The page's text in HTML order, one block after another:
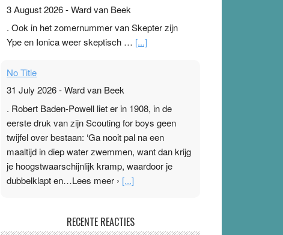
3 August 2026-Ward van Beek
. Ook in het zomernummer van Skepter zijn
Ype en Ionica weer skeptisch … [...]
No Title
31 July 2026-Ward van Beek
. Robert Baden-Powell liet er in 1908, in de
eerste druk van zijn Scouting for boys geen
twijfel over bestaan: ‘Ga nooit pal na een
maaltijd in diep water zwemmen, want dan krijg
je hoogstwaarschijnlijk kramp, waardoor je
dubbelklapt en…Lees meer › [...]
Ward van Beek
RECENTE REACTIES